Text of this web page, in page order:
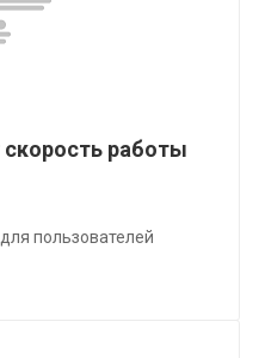
работы
пользователей